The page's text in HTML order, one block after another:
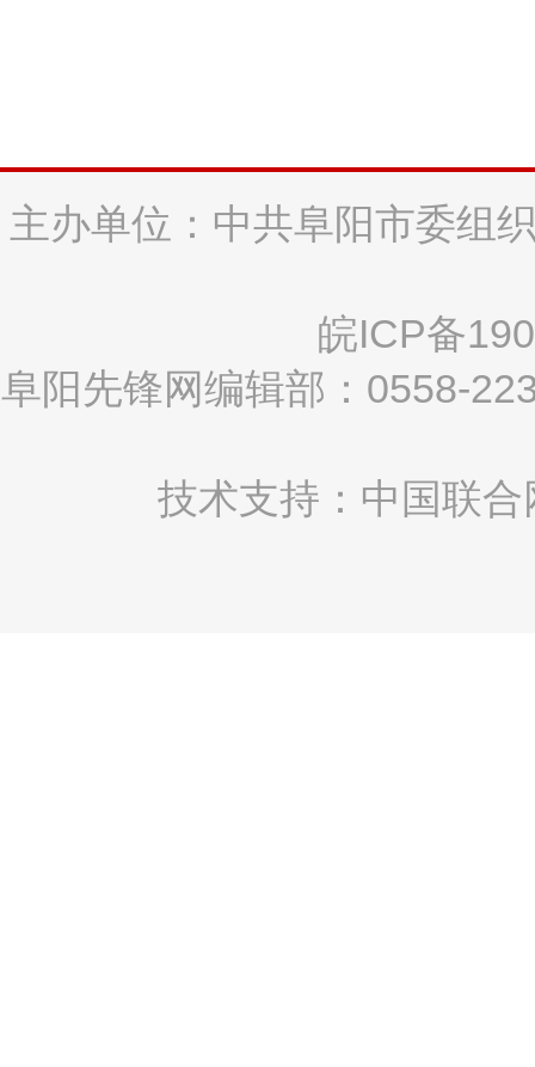
主办单位：中共阜阳市委组
皖ICP备
阜阳先锋网编辑部：0558-
技术支持：中国联